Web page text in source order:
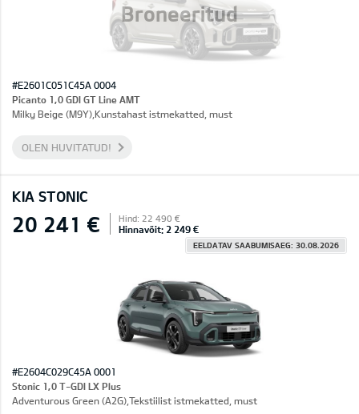
Broneeritud
#E2601C051C45A 0004
Picanto 1,0 GDI GT Line AMT
Milky Beige (M9Y),Kunstahast istmekatted, must
OLEN HUVITATUD!
KIA STONIC
20 241 € Hind: 22 490 €
Hinnavõit: 2 249 €
EELDATAV SAABUMISAEG: 30.08.2026
#E2604C029C45A 0001
Stonic 1,0 T-GDI LX Plus
Adventurous Green (A2G),Tekstiilist istmekatted, must